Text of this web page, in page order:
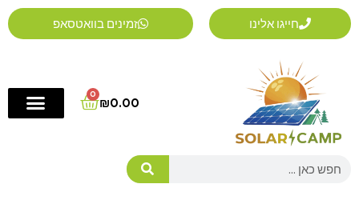
דילוג
לתוכן
חייגו אלינו זמינים בוואטסאפ
₪0.00
0
Cart
Search